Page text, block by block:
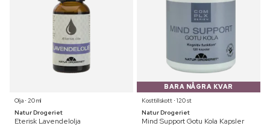
Olja ⋅ 20 ml
Natur Drogeriet
Eterisk Lavendelolja
BARA NÅGRA KVAR
Kosttillskott ⋅ 120 st
Natur Drogeriet
Mind Support Gotu Kola Kapsler